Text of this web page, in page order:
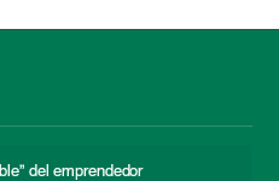
del emprendedor